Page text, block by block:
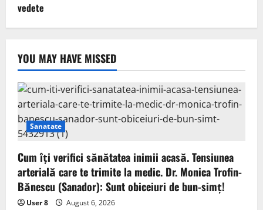
vedete
YOU MAY HAVE MISSED
Sanatate
Cum îți verifici sănătatea inimii acasă. Tensiunea
arterială care te trimite la medic. Dr. Monica Trofin-
Bănescu (Sanador): Sunt obiceiuri de bun-simț!
User 8 August 6, 2026